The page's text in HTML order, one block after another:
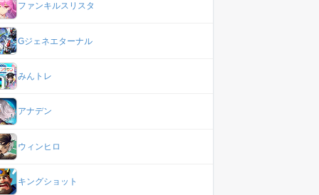
ファンキルスリスタ
Gジェネエターナル
みんトレ
アナデン
ウィンヒロ
キングショット